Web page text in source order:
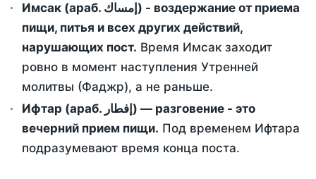
Имсак (араб. إمساك) - воздержание от приема
пищи, питья и всех других действий,
нарушающих пост. Время Имсак заходит
ровно в момент наступления Утренней
молитвы (Фаджр), а не раньше.
Ифтар (араб. إفطار) — разговение - это
вечерний прием пищи. Под временем Ифтара
подразумевают время конца поста.